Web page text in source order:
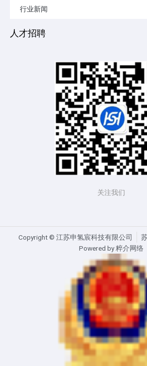
行业新闻
人才招聘
关注我们
Copyright ©️ 江苏申氢宸科技有限公司
Powered by 粹介网络